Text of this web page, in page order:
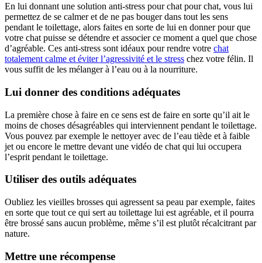
En lui donnant une solution anti-stress pour chat pour chat, vous lui
permettez de se calmer et de ne pas bouger dans tout les sens
pendant le toilettage, alors faites en sorte de lui en donner pour que
votre chat puisse se détendre et associer ce moment a quel que chose
d’agréable. Ces anti-stress sont idéaux pour rendre votre chat
totalement calme et éviter l’agressivité et le stress chez votre félin. Il
vous suffit de les mélanger à l’eau ou à la nourriture.
Lui donner des conditions adéquates
La première chose à faire en ce sens est de faire en sorte qu’il ait le
moins de choses désagréables qui interviennent pendant le toilettage.
Vous pouvez par exemple le nettoyer avec de l’eau tiède et à faible
jet ou encore le mettre devant une vidéo de chat qui lui occupera
l’esprit pendant le toilettage.
Utiliser des outils adéquates
Oubliez les vieilles brosses qui agressent sa peau par exemple, faites
en sorte que tout ce qui sert au toilettage lui est agréable, et il pourra
être brossé sans aucun problème, même s’il est plutôt récalcitrant par
nature.
Mettre une récompense